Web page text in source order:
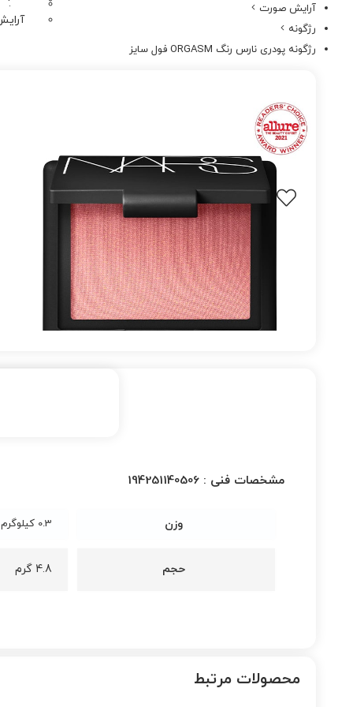
آرایش صورت
رژگونه
رژگونه پودری نارس رنگ ORGASM فول سایز
مشخصات فنی : 194251140506
وزن 0.3 کیلوگرم
حجم 4.8 گرم
محصولات مرتبط